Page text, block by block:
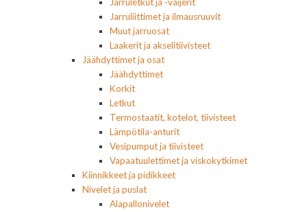
Jarruliittimet ja ilmausruuvit
Muut jarruosat
Laakerit ja akselitiivisteet
Jäähdyttimet ja osat
Jäähdyttimet
Korkit
Letkut
Termostaatit, kotelot, tiivisteet
Lämpötila-anturit
Vesipumput ja tiivisteet
Vapaatuulettimet ja viskokytkimet
Kiinnikkeet ja pidikkeet
Nivelet ja puslat
Alapallonivelet